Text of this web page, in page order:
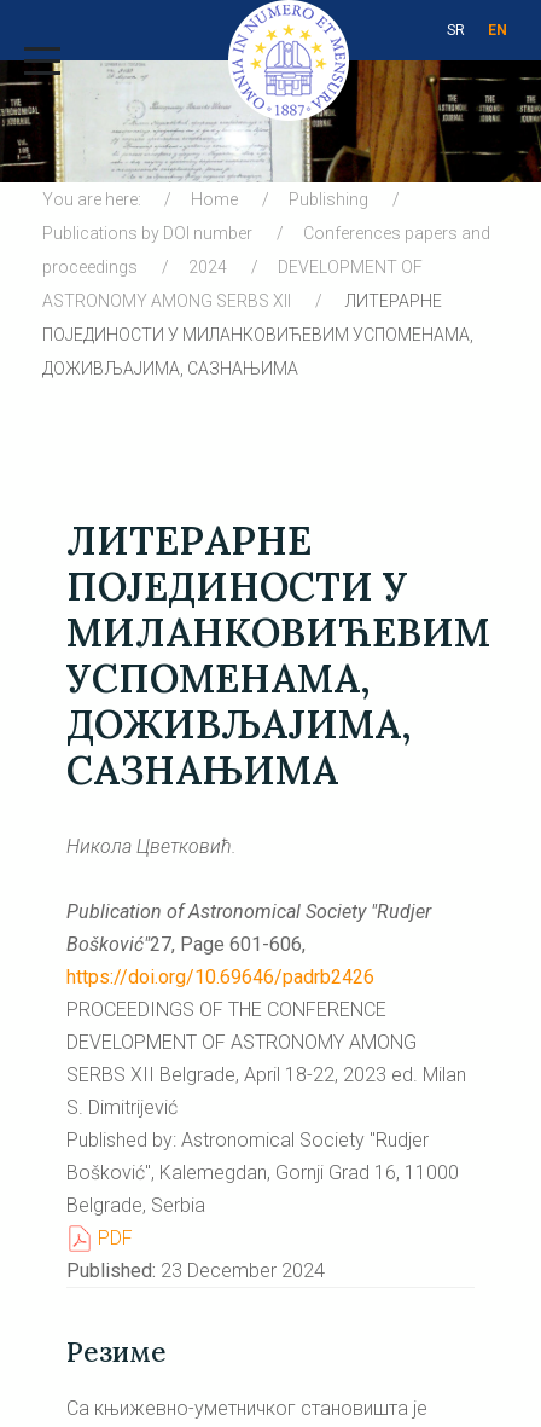
SR EN
You are here: Home
Publishing
Publications by DOI number
Conferences papers and
proceedings
2024
DEVELOPMENT OF
ASTRONOMY AMONG SERBS XII
ЛИТЕРАРНЕ
ПОЈЕДИНОСТИ У МИЛАНКОВИЋЕВИМ УСПОМЕНАМА,
ДОЖИВЉАЈИМА, САЗНАЊИМА
ЛИТЕРАРНЕ
ПОЈЕДИНОСТИ У
МИЛАНКОВИЋЕВИМ
УСПОМЕНАМА,
ДОЖИВЉАЈИМА,
САЗНАЊИМА
Никола Цветковић.
Publication of Astronomical Society "Rudjer
Bošković"27, Page 601-606,
https://doi.org/10.69646/padrb2426
PROCEEDINGS OF THE CONFERENCE
DEVELOPMENT OF ASTRONOMY AMONG
SERBS XII Belgrade, April 18-22, 2023 ed. Milan
S. Dimitrijević
Published by: Astronomical Society "Rudjer
Bošković", Kalemegdan, Gornji Grad 16, 11000
Belgrade, Serbia
PDF
Published: 23 December 2024
Резиме
Са књижевно-уметничког становишта је